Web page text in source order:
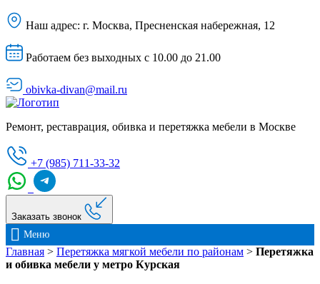
Наш адрес: г. Москва, Пресненская набережная, 12
Работаем без выходных с 10.00 до 21.00
obivka-divan@mail.ru
Ремонт, реставрация, обивка и перетяжка мебели в Москве
+7 (985) 711-33-32
Заказать звонок
Меню
Главная > Перетяжка мягкой мебели по районам > Перетяжка
и обивка мебели у метро Курская